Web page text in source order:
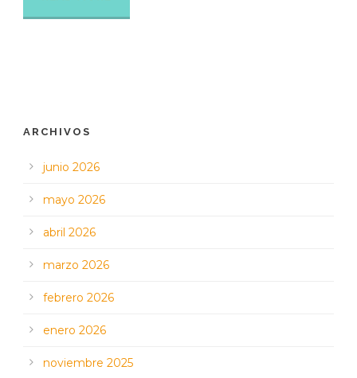
ARCHIVOS
junio 2026
mayo 2026
abril 2026
marzo 2026
febrero 2026
enero 2026
noviembre 2025